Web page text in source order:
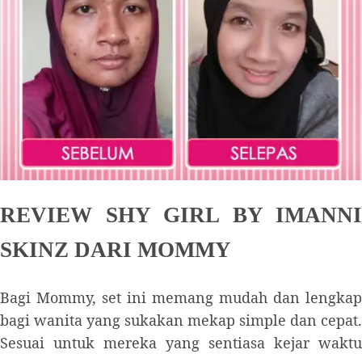
REVIEW SHY GIRL BY IMANNI
SKINZ DARI MOMMY
Bagi Mommy, set ini memang mudah dan lengkap
bagi wanita yang sukakan mekap simple dan cepat.
Sesuai untuk mereka yang sentiasa kejar waktu